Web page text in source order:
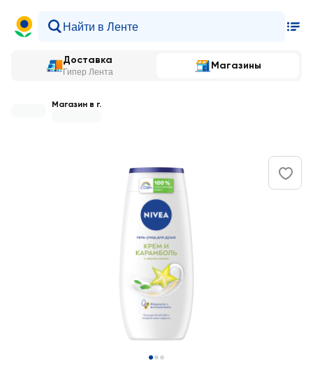
Доставка
Гипер Лента
Магазины
Магазин в г.